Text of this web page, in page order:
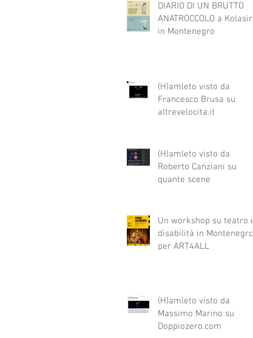
DIARIO DI UN BRUTTO
ANATROCCOLO a Kolasin
in Montenegro
(H)amleto visto da
Francesco Brusa su
altrevelocita.it
(H)amleto visto da
Roberto Canziani su
quante scene
Un workshop su teatro e
disabilità in Montenegro
per ART4ALL
(H)amleto visto da
Massimo Marino su
Doppiozero.com